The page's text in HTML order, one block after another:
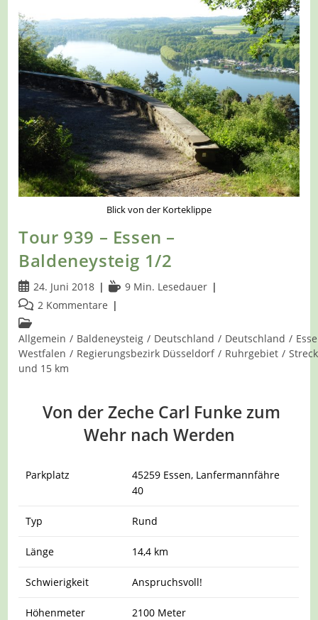
Blick von der Korteklippe
Tour 939 – Essen –
Baldeneysteig 1/2
Beitrag
veröffentlicht:
24. Juni 2018 Lesedauer:
9 Min. Lesedauer
Beitrags-
Kommentare:
2 Kommentare
Beitrags-
Kategorie:
Allgemein / Baldeneysteig / Deutschland / Deutschland /
Westfalen / Regierungsbezirk Düsseldorf / Ruhrgebiet /
und 15 km
Von der Zeche Carl Funke zum
Wehr nach Werden
Parkplatz
45259 Essen, Lanfermannfähre
40
Typ Rund
Länge 14,4 km
Schwierigkeit Anspruchsvoll!
Höhenmeter 2100 Meter